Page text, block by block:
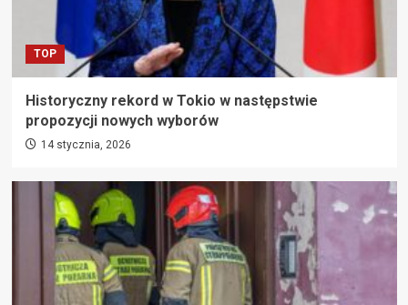
TOP
Historyczny rekord w Tokio w następstwie
propozycji nowych wyborów
14 stycznia, 2026